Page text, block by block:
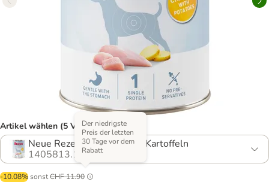
Artikel wählen (5 Varianten)
Neue Rezeptur - Huhn mit Kartoffeln
1405813.13
-10.08%sonstCHF 11.90
Der niedrigste
Preis der letzten
30 Tage vor dem
Rabatt